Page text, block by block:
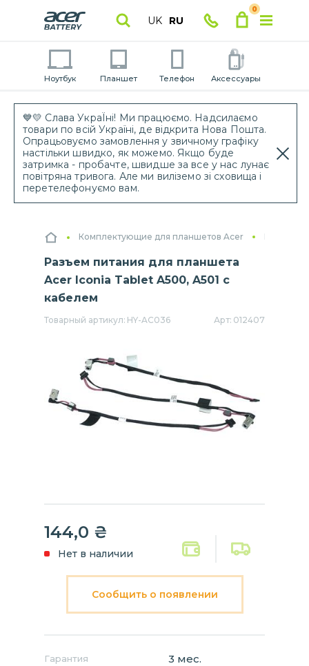
💙💛 Слава УкраЇні! Ми працюємо. Надсилаємо
товари по всій Україні, де відкрита Нова Пошта.
Опрацьовуємо замовлення у звичному графіку
настільки швидко, як можемо. Якщо буде
затримка - пробачте, швидше за все у нас лунає
повітряна тривога. Але ми виліземо зі сховища і
перетелефонуємо вам.
UK RU
0
Ноутбук Планшет Телефон Аксессуары
Комплектующие для планшетов Acer
Разъем питания для планшета
Acer Iconia Tablet A500, A501 с
кабелем
Товарный артикул: HY-AC036 Арт: 012407
144,0 ₴
Нет в наличии
Сообщить о появлении
Гарантия 3 мес.